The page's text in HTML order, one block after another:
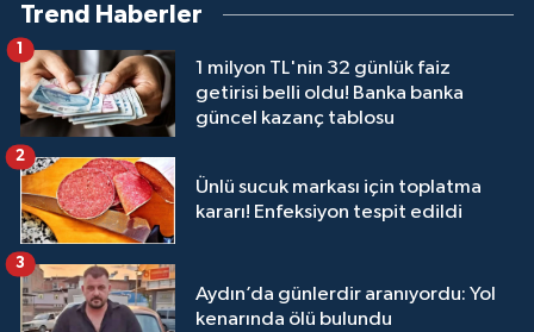
Trend Haberler
1 milyon TL'nin 32 günlük faiz
getirisi belli oldu! Banka banka
güncel kazanç tablosu
1
Ünlü sucuk markası için toplatma
kararı! Enfeksiyon tespit edildi
2
Aydın’da günlerdir aranıyordu: Yol
kenarında ölü bulundu
3